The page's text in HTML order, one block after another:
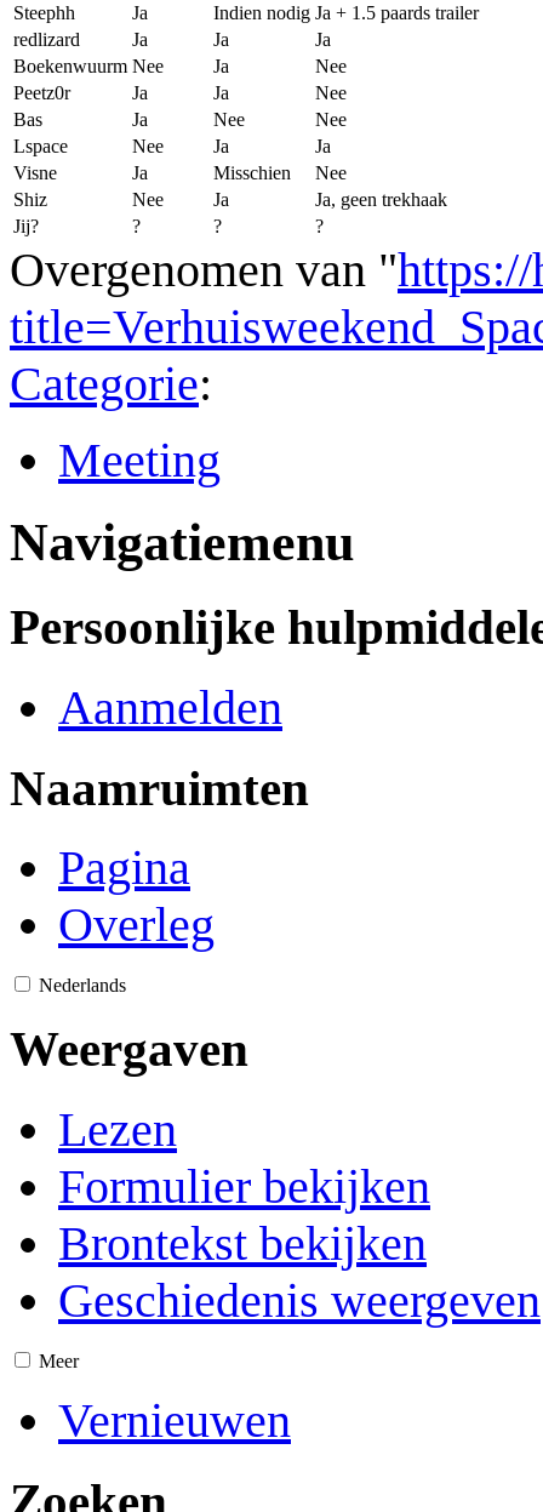
Steephh
Ja Indien nodig Ja + 1.5 paards trailer
redlizard
Ja Ja
Ja
Boekenwuurm Nee Ja
Nee
Peetz0r
Ja Ja
Nee
Bas
Ja Nee
Nee
Lspace
Nee Ja
Ja
Visne
Ja Misschien
Nee
Shiz
Nee Ja
Ja, geen trekhaak
Jij?
? ? ?
Overgenomen van "
Categorie:
Meeting
Navigatiemenu
Persoonlijke
Aanmelden
Naamruimten
Pagina
Overleg
Nederlands
Weergaven
Lezen
Formulier bekijken
Brontekst bekijken
Geschiedenis weergeven
Meer
Vernieuwen
Zoeken